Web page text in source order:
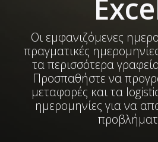
Οι εμφανιζόμενες
πραγματικές
τα περισσότερα
Προσπαθήστε να
μεταφορές και τα
ημερομηνίες για να